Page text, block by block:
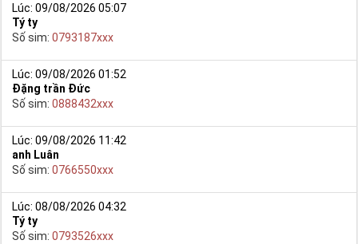
Lúc: 09/08/2026 05:07
Tý ty
Số sim: 0793187xxx
Lúc: 09/08/2026 01:52
Đặng trần Đức
Số sim: 0888432xxx
Lúc: 09/08/2026 11:42
anh Luân
Số sim: 0766550xxx
Lúc: 08/08/2026 04:32
Tý ty
Số sim: 0793526xxx